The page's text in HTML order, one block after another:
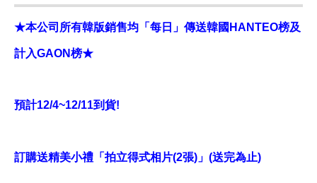
★本公司所有韓版銷售均「每日」傳送韓國HANTEO榜及
計入GAON榜★
預計12/4~12/11到貨!
訂購送精美小禮「拍立得式相片(2張)」(送完為止)